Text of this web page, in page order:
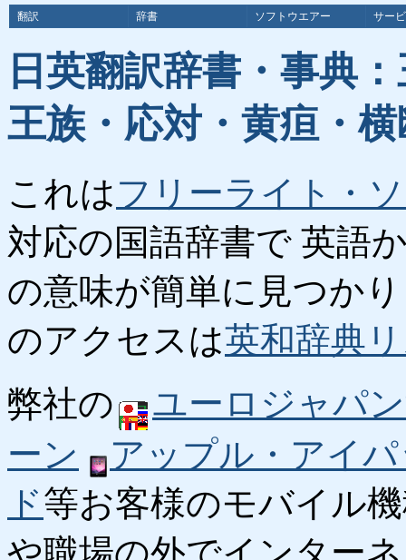
翻訳 辞書 ソフトウエアー サー
日英翻訳辞書・事典
王族・応対・黄疸・
これはフリーライト・
対応の国語辞書で 英語
の意味が簡単に見つか
のアクセスは英和辞典
弊社の
ユーロジャパ
ーン
アップル・アイ
ド等お客様のモバイル